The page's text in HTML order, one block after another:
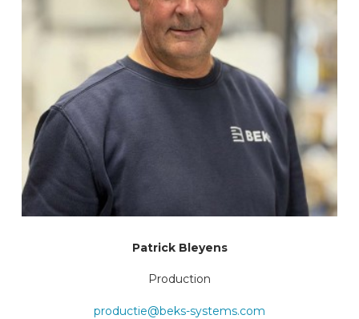
Patrick Bleyens
Production
productie@beks-systems.com